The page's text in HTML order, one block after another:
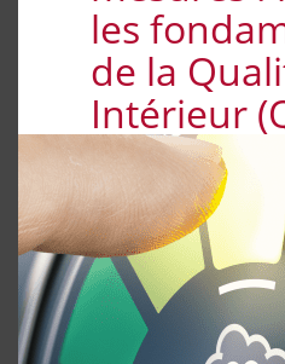
les
de la
Intérieur